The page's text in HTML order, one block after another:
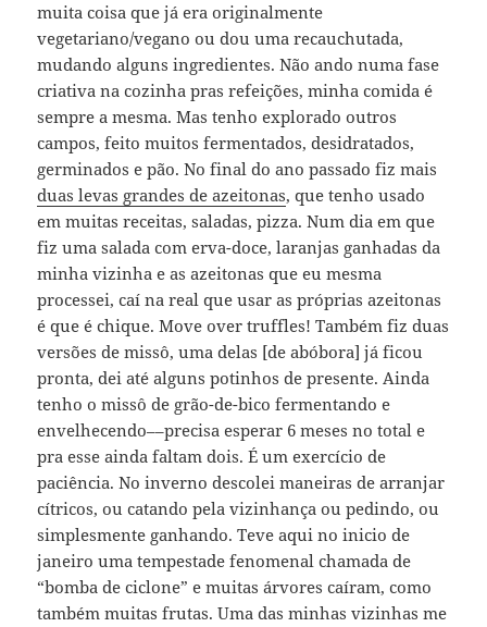
muita coisa que já era originalmente
vegetariano/vegano ou dou uma recauchutada,
mudando alguns ingredientes. Não ando numa fase
criativa na cozinha pras refeições, minha comida é
sempre a mesma. Mas tenho explorado outros
campos, feito muitos fermentados, desidratados,
germinados e pão. No final do ano passado fiz mais
duas levas grandes de azeitonas, que tenho usado
em muitas receitas, saladas, pizza. Num dia em que
fiz uma salada com erva-doce, laranjas ganhadas da
minha vizinha e as azeitonas que eu mesma
processei, caí na real que usar as próprias azeitonas
é que é chique. Move over truffles! Também fiz duas
versões de missô, uma delas [de abóbora] já ficou
pronta, dei até alguns potinhos de presente. Ainda
tenho o missô de grão-de-bico fermentando e
envelhecendo––precisa esperar 6 meses no total e
pra esse ainda faltam dois. É um exercício de
paciência. No inverno descolei maneiras de arranjar
cítricos, ou catando pela vizinhança ou pedindo, ou
simplesmente ganhando. Teve aqui no inicio de
janeiro uma tempestade fenomenal chamada de
“bomba de ciclone” e muitas árvores caíram, como
também muitas frutas. Uma das minhas vizinhas me